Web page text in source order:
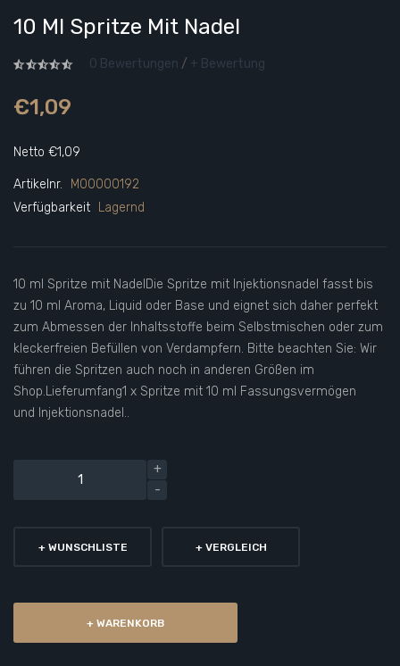
10 Ml Spritze Mit Nadel
0 Bewertungen / + Bewertung
€1,09
Netto €1,09
Artikelnr.
M00000192
Verfügbarkeit
Lagernd
10 ml Spritze mit NadelDie Spritze mit Injektionsnadel fasst bis
zu 10 ml Aroma, Liquid oder Base und eignet sich daher perfekt
zum Abmessen der Inhaltsstoffe beim Selbstmischen oder zum
kleckerfreien Befüllen von Verdampfern. Bitte beachten Sie: Wir
führen die Spritzen auch noch in anderen Größen im
Shop.Lieferumfang1 x Spritze mit 10 ml Fassungsvermögen
und Injektionsnadel..
+ WUNSCHLISTE + VERGLEICH
+ WARENKORB